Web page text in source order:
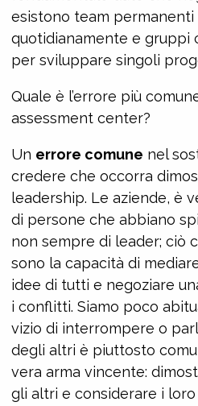
esistono team permanenti
quotidianamente e gruppi
per sviluppare singoli
Quale è l’errore più
assessment center?
Un errore comune nel
credere che occorra
leadership. Le aziende, è
di persone che abbiano
non sempre di leader; ciò
sono la capacità di
idee di tutti e negoziare
i conflitti. Siamo poco
vizio di interrompere o
degli altri è piuttosto
vera arma vincente:
gli altri e considerare i